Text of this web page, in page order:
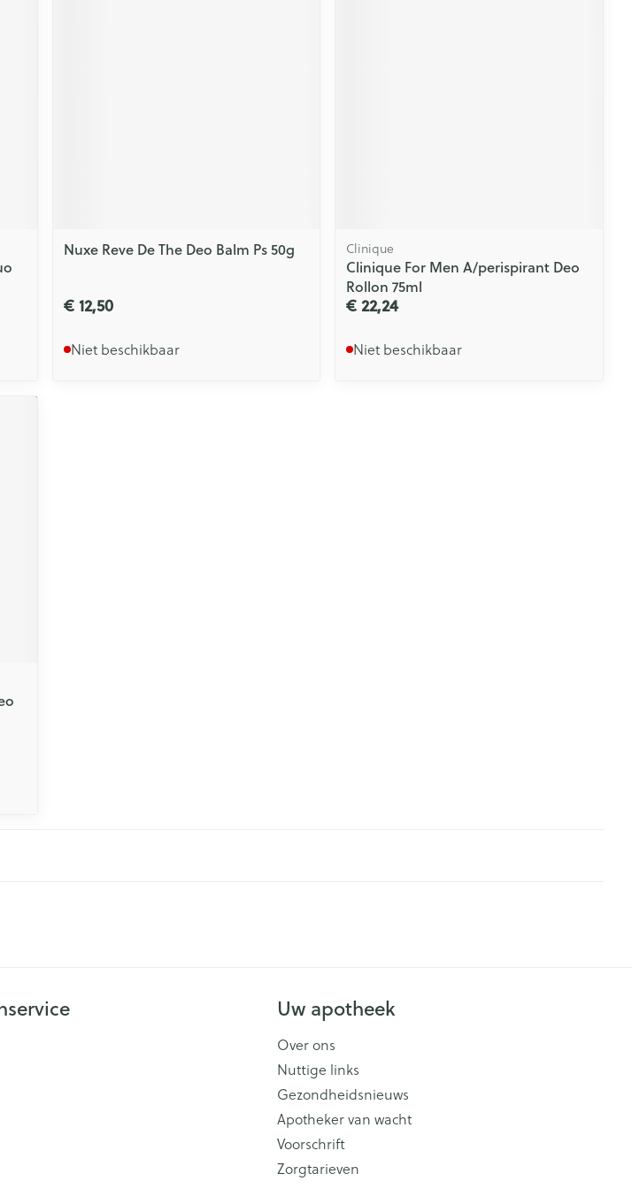
Nuxe Reve De The Deo Balm Ps 50g
€ 12,50
Niet beschikbaar
Clinique
Clinique For Men A/perispirant Deo
Rollon 75ml
€ 22,24
Niet beschikbaar
Uw apotheek
Over ons
Nuttige links
Gezondheidsnieuws
Apotheker van wacht
Voorschrift
Zorgtarieven